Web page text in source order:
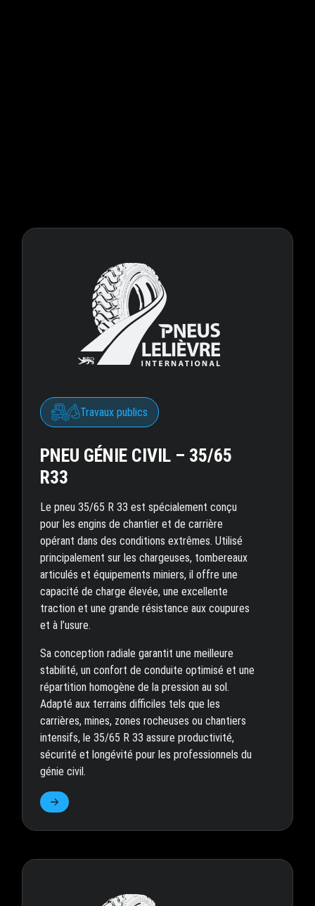
Travaux publics
PNEU GÉNIE CIVIL – 35/65
R33
Le pneu 35/65 R 33 est spécialement conçu
pour les engins de chantier et de carrière
opérant dans des conditions extrêmes. Utilisé
principalement sur les chargeuses, tombereaux
articulés et équipements miniers, il offre une
capacité de charge élevée, une excellente
traction et une grande résistance aux coupures
et à l’usure.
Sa conception radiale garantit une meilleure
stabilité, un confort de conduite optimisé et une
répartition homogène de la pression au sol.
Adapté aux terrains difficiles tels que les
carrières, mines, zones rocheuses ou chantiers
intensifs, le 35/65 R 33 assure productivité,
sécurité et longévité pour les professionnels du
génie civil.